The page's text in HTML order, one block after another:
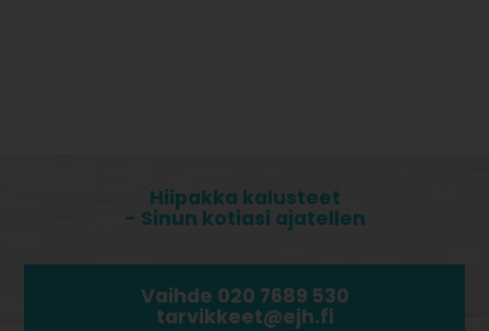
Hiipakka kalusteet
- Sinun kotiasi ajatellen
Vaihde 020 7689 530
tarvikkeet@ejh.fi